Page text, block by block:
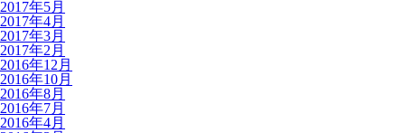
2017年5月
2017年4月
2017年3月
2017年2月
2016年12月
2016年10月
2016年8月
2016年7月
2016年4月